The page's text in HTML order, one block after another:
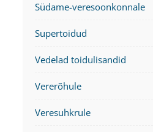
Südame-veresoonkonnale
Supertoidud
Vedelad toidulisandid
Vererõhule
Veresuhkrule